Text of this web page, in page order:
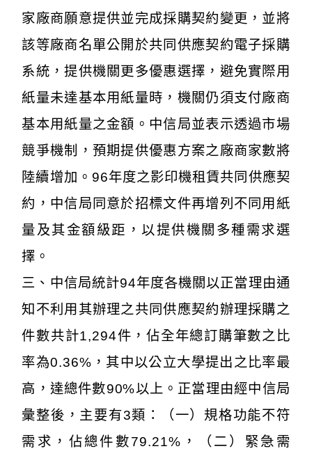
家廠商願意提供並完成採購契約變更，並將
該等廠商名單公開於共同供應契約電子採購
系統，提供機關更多優惠選擇，避免實際用
紙量未達基本用紙量時，機關仍須支付廠商
基本用紙量之金額。中信局並表示透過市場
競爭機制，預期提供優惠方案之廠商家數將
陸續增加。96年度之影印機租賃共同供應契
約，中信局同意於招標文件再增列不同用紙
量及其金額級距，以提供機關多種需求選
擇。
三、中信局統計94年度各機關以正當理由通
知不利用其辦理之共同供應契約辦理採購之
件數共計1,294件，佔全年總訂購筆數之比
率為0.36%，其中以公立大學提出之比率最
高，達總件數90%以上。正當理由經中信局
彙整後，主要有3類：（一）規格功能不符
需求，佔總件數79.21%，（二）緊急需